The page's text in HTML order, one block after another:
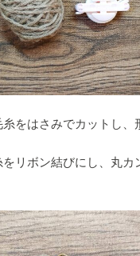
をはさみでカットし、
リボン結びにし、丸カ